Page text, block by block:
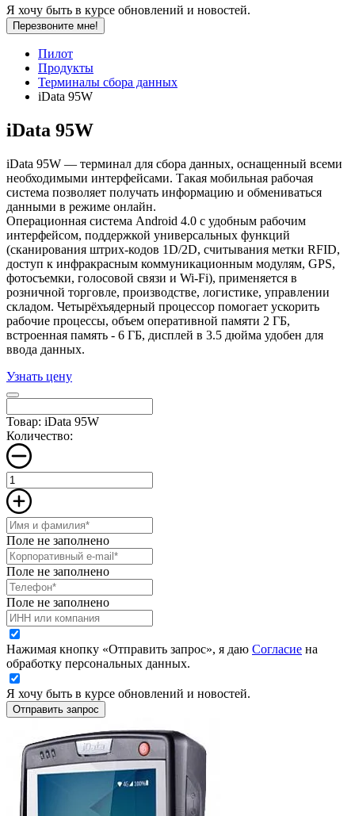
Я хочу быть в курсе обновлений и новостей.
Перезвоните мне!
Пилот
Продукты
Терминалы сбора данных
iData 95W
iData 95W
iData 95W — терминал для сбора данных, оснащенный всеми
необходимыми интерфейсами. Такая мобильная рабочая
система позволяет получать информацию и обмениваться
данными в режиме онлайн.
Операционная система Android 4.0 с удобным рабочим
интерфейсом, поддержкой универсальных функций
(сканирования штрих-кодов 1D/2D, считывания метки RFID,
доступ к инфракрасным коммуникационным модулям, GPS,
фотосъемки, голосовой связи и Wi-Fi), применяется в
розничной торговле, производстве, логистике, управлении
складом. Четырёхъядерный процессор помогает ускорить
рабочие процессы, объем оперативной памяти 2 ГБ,
встроенная память - 6 ГБ, дисплей в 3.5 дюйма удобен для
ввода данных.
Узнать цену
Товар: iData 95W
Количество:
Поле не заполнено
Поле не заполнено
Поле не заполнено
Нажимая кнопку «Отправить запрос», я даю Согласие на
обработку персональных данных.
Я хочу быть в курсе обновлений и новостей.
Отправить запрос